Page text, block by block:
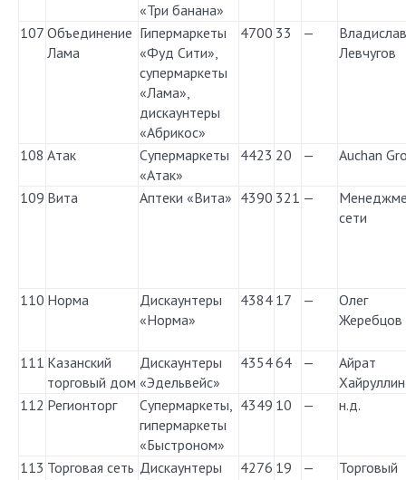
«Три банана»
107 Объединение
Лама
Гипермаркеты
«Фуд Сити»,
супермаркеты
«Лама»,
дискаунтеры
«Абрикос»
4700 33 —
Владислав
Левчугов
108 Атак
Супермаркеты
«Атак»
4423 20 — Auchan
109 Вита Аптеки «Вита» 4390 321 —
сети
110 Норма
Дискаунтеры
«Норма»
4384 17 —
Олег
Жеребцов
111 Казанский
торговый дом
Дискаунтеры
«Эдельвейс»
435464 —
Айрат
Хайруллин
112 Регионторг
Супермаркеты,
гипермаркеты
«Быстроном»
4349 10 — н.д.
113 Торговая сеть Дискаунтеры
4276 19 —
Торговый